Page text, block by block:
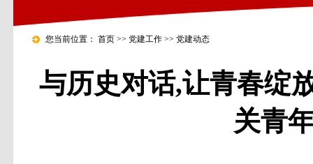
您当前位置： 首页 >> 党建工作 >> 党建动态
与历史对话,让青春绽
关青